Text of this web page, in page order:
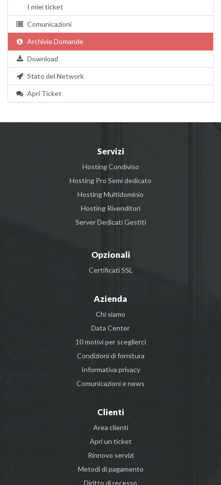
I miei ticket
Comunicazioni
Archivio Domande
Download
Stato del Network
Apri Ticket
Servizi
Hosting Condiviso
Hosting Pro Semi dedicato
Hosting Multidominio
Hosting Rivenditori
Server Dedicati Gestiti
Opzionali
Certificati SSL
Azienda
Chi siamo
Data Center
10 motivi per sceglierci
Condizioni di fornitura
Informativa privacy
Comunicazioni e news
Clienti
Area clienti
Apri un ticket
Rinnovo servizi
Metodi di pagamento
Diritto di recesso